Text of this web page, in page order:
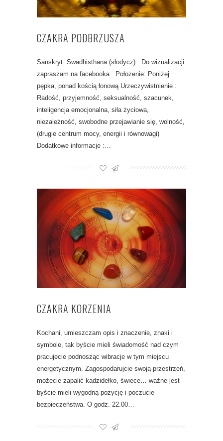
CZAKRA PODBRZUSZA
Sanskryt: Swadhisthana (słodycz) Do wizualizacji
zapraszam na facebooka Położenie: Poniżej
pępka, ponad kością łonową Urzeczywistnienie :
Radość, przyjemność, seksualność, szacunek,
inteligencja emocjonalna, siła życiowa,
niezależność, swobodne przejawianie się, wolność,
(drugie centrum mocy, energii i równowagi)
Dodatkowe informacje :…
CZAKRA KORZENIA
Kochani, umieszczam opis i znaczenie, znaki i
symbole, tak byście mieli świadomość nad czym
pracujecie podnosząc wibracje w tym miejscu
energetycznym. Zagospodarujcie swoją przestrzeń,
możecie zapalić kadzidełko, świece… ważne jest
byście mieli wygodną pozycję i poczucie
bezpieczeństwa. O godz. 22.00…